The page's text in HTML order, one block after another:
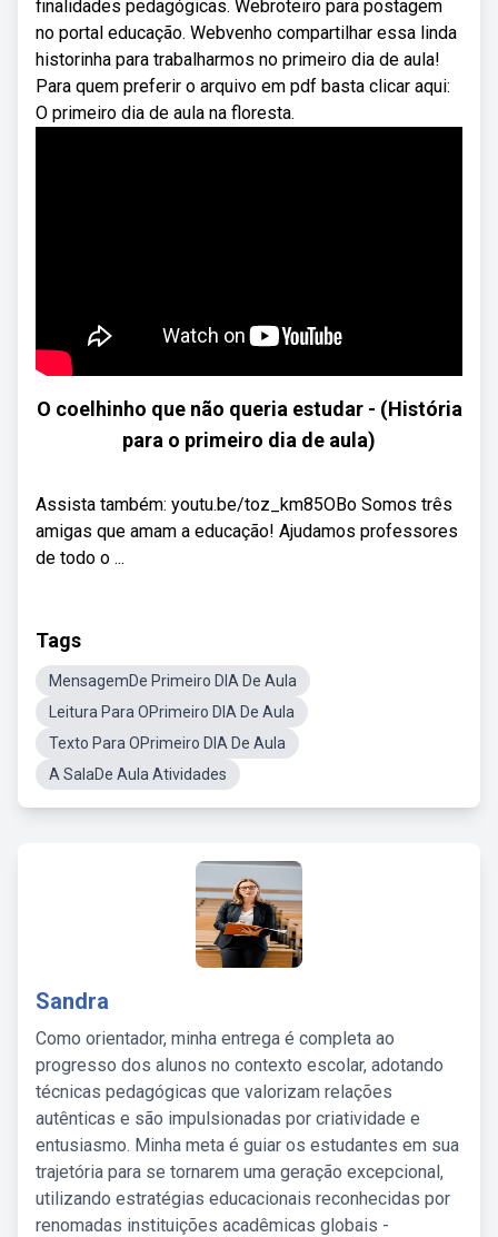
finalidades pedagógicas. Webroteiro para postagem
no portal educação. Webvenho compartilhar essa linda
historinha para trabalharmos no primeiro dia de aula!
Para quem preferir o arquivo em pdf basta clicar aqui:
O primeiro dia de aula na floresta.
O coelhinho que não queria estudar - (História
para o primeiro dia de aula)
Assista também: youtu.be/toz_km85OBo Somos três
amigas que amam a educação! Ajudamos professores
de todo o ...
Tags
MensagemDe Primeiro DIA De Aula
Leitura Para OPrimeiro DIA De Aula
Texto Para OPrimeiro DIA De Aula
A SalaDe Aula Atividades
Sandra
Como orientador, minha entrega é completa ao
progresso dos alunos no contexto escolar, adotando
técnicas pedagógicas que valorizam relações
autênticas e são impulsionadas por criatividade e
entusiasmo. Minha meta é guiar os estudantes em sua
trajetória para se tornarem uma geração excepcional,
utilizando estratégias educacionais reconhecidas por
renomadas instituições acadêmicas globais -